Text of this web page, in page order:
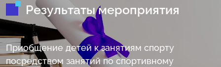
Результаты мероприятия
Приобщение детей к занятиям спорту
посредством занятий по спортивному